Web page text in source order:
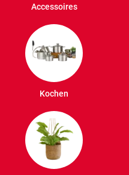
Accessoires
Kochen